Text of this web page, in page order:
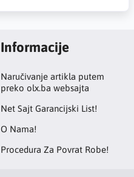
Informacije
Naručivanje artikla putem
preko olx.ba websajta
Net Sajt Garancijski List!
O Nama!
Procedura Za Povrat Robe!